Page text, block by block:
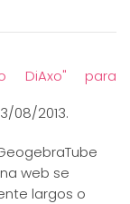
DiAxo" para
2013.
web se
largos o